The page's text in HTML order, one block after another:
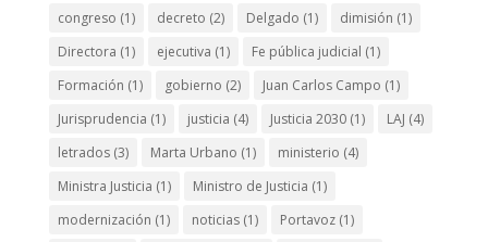
congreso (1) decreto (2) Delgado (1) dimisión (1)
Directora (1) ejecutiva (1) Fe pública judicial (1)
Formación (1) gobierno (2) Juan Carlos Campo (1)
Jurisprudencia (1) justicia (4) Justicia 2030(1) LAJ (4)
letrados(3) Marta Urbano (1) ministerio (4)
Ministra Justicia (1) Ministro de Justicia (1)
modernización (1) noticias(1) Portavoz(1)